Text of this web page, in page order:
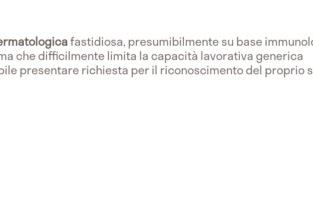
fastidiosa, presumibilmente su base
che difficilmente limita la capacità lavorativa generica
presentare richiesta per il riconoscimento del proprio